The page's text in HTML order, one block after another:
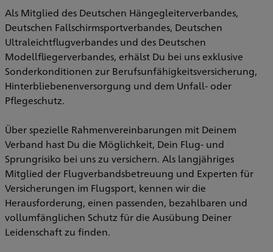
Als Mitglied des Deutschen Hängegleiterverbandes,
Deutschen Fallschirmsportverbandes, Deutschen
Ultraleichtflugverbandes und des Deutschen
Modellfliegerverbandes, erhälst Du bei uns exklusive
Sonderkonditionen zur Berufsunfähigkeitsversicherung,
Hinterbliebenenversorgung und dem Unfall- oder
Pflegeschutz.
Über spezielle Rahmenvereinbarungen mit Deinem
Verband hast Du die Möglichkeit, Dein Flug- und
Sprungrisiko bei uns zu versichern. Als langjähriges
Mitglied der Flugverbandsbetreuung und Experten für
Versicherungen im Flugsport, kennen wir die
Herausforderung, einen passenden, bezahlbaren und
vollumfänglichen Schutz für die Ausübung Deiner
Leidenschaft zu finden.